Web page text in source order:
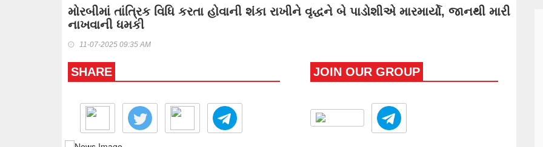
મોરબીમાં તાંત્રિક વિધિ કરતા હોવાની શંકા રાખીને વૃદ્ધને બે પાડોશીએ મારમાર્યો, જાનથી મારી
નાખવાની ધમકી
11-07-2025 09:35 AM
SHARE JOIN OUR GROUP